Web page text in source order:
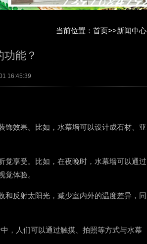
当前位置： 首页>>新闻中心
能？
16:45:39
饰效果。比如，水幕墙可以设计成石材、亚
觉享受。比如，在夜晚时，水幕墙可以通过
体验。
和反射太阳光，减少室内外的温度差异，同
，人们可以通过触摸、拍照等方式与水幕